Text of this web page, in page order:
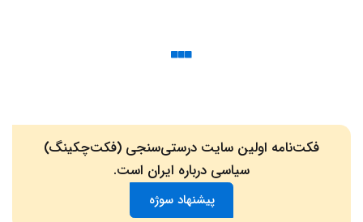
فکت‌نامه اولین سایت درستی‌سنجی (فکت‌چکینگ)
سیاسی درباره ایران است.
پیشنهاد سوژه